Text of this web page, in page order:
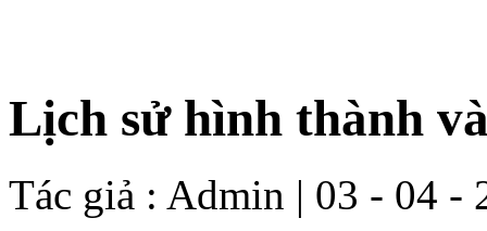
Lịch sử hình thành
Tác giả : Admin | 03 - 04 -